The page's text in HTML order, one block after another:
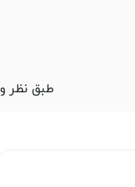
طبق نظر